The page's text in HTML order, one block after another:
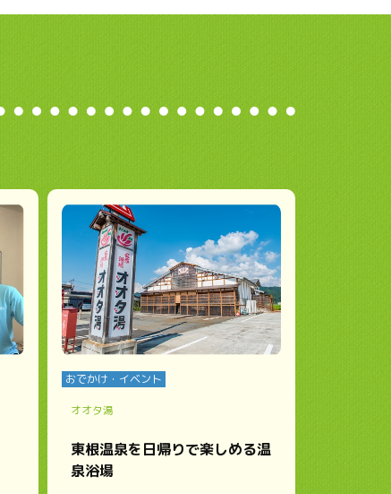
おでかけ・イベント
オオタ湯
東根温泉を日帰りで楽しめる温
泉浴場